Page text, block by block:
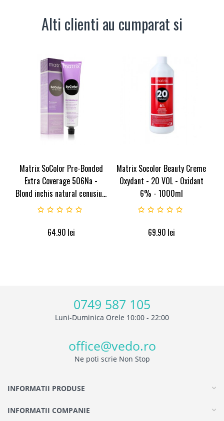
Alti clienti au cumparat si
Matrix SoColor Pre-Bonded
Extra Coverage 506Na -
Blond inchis natural cenusiu...
64.90 lei
Matrix Socolor Beauty Creme
Oxydant - 20 VOL - Oxidant
6% - 1000ml
69.90 lei
0749 587 105
Luni-Duminica Orele 10:00 - 22:00
office@vedo.ro
Ne poti scrie Non Stop
INFORMATII PRODUSE
INFORMATII COMPANIE